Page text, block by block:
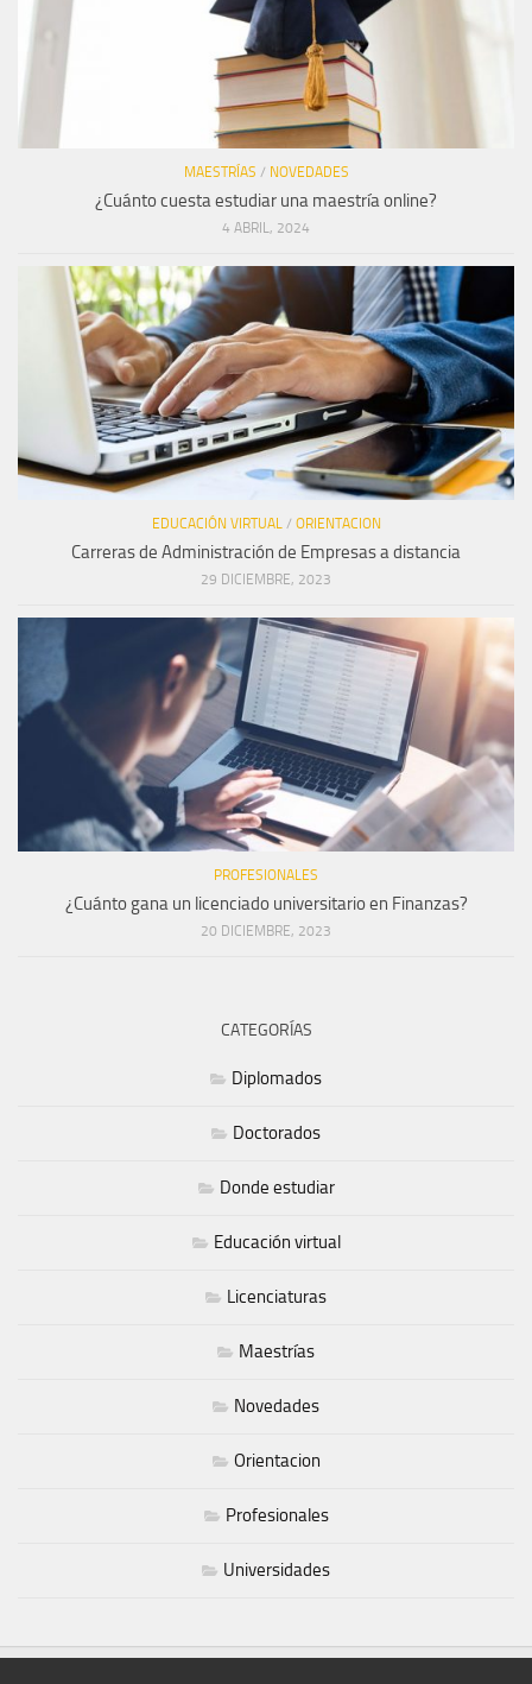
MAESTRÍAS / NOVEDADES
¿Cuánto cuesta estudiar una maestría online?
4 ABRIL, 2024
EDUCACIÓN VIRTUAL / ORIENTACION
Carreras de Administración de Empresas a distancia
29 DICIEMBRE, 2023
PROFESIONALES
¿Cuánto gana un licenciado universitario en Finanzas?
20 DICIEMBRE, 2023
CATEGORÍAS
Diplomados
Doctorados
Donde estudiar
Educación virtual
Licenciaturas
Maestrías
Novedades
Orientacion
Profesionales
Universidades